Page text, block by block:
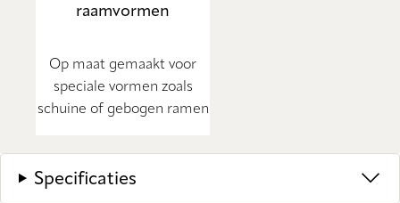
raamvormen
Op maat gemaakt voor
speciale vormen zoals
schuine of gebogen ramen
Specificaties